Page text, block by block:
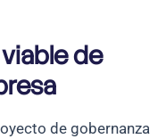
de
de gobernanza